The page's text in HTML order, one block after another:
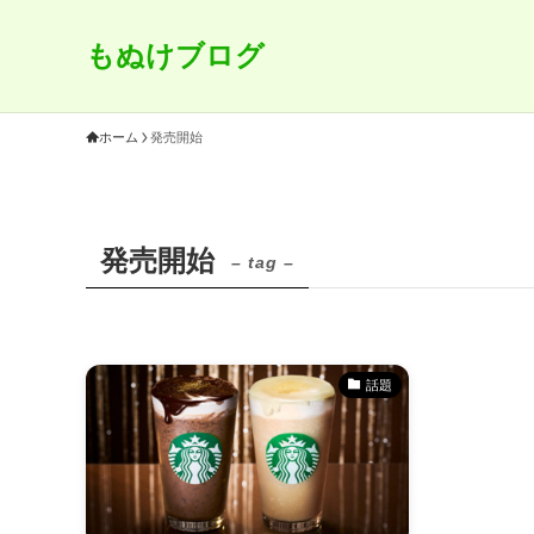
もぬけブログ
ホーム 発売開始
発売開始 – tag –
話題